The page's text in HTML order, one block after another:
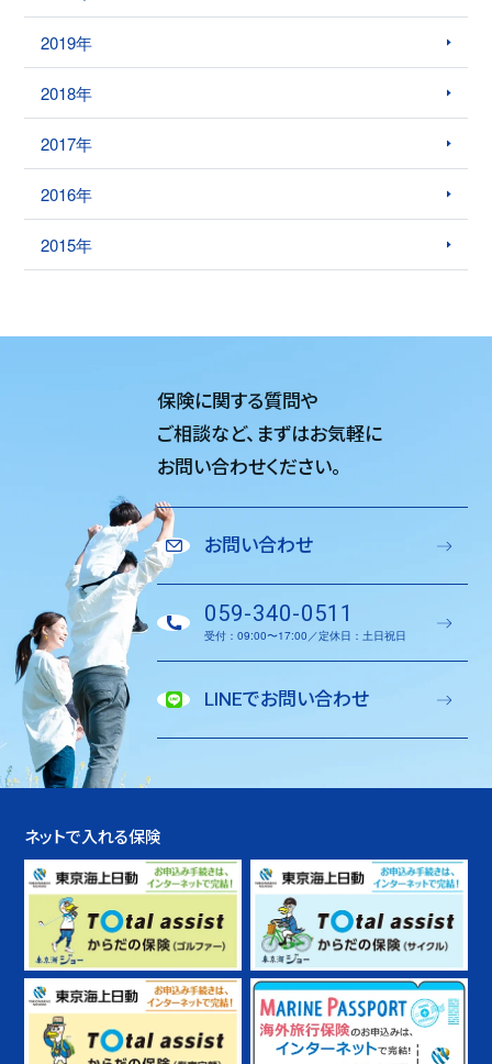
2019年
2018年
2017年
2016年
2015年
保険に関する質問や
ご相談など、 まずはお気軽に
お問い合わせください。
お問い合わせ
059-340-0511
受付：09:00〜17:00／定休日：土日祝日
LINEでお問い合わせ
ネットで入れる保険